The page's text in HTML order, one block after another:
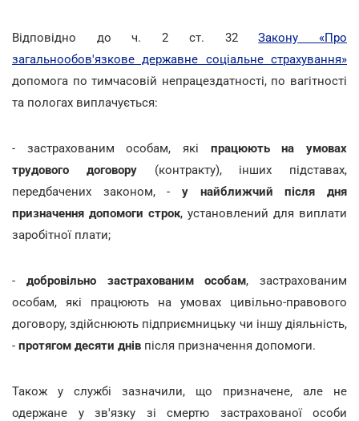
Відповідно до ч. 2 ст. 32Закону «Про
загальнообов'язкове державне соціальне страхування»
допомога по тимчасовій непрацездатності, по вагітності
та пологах виплачується:
- застрахованим особам, які працюють на умовах
трудового договору(контракту), інших підставах,
передбачених законом, - у найближчий після дня
призначення допомоги строк, установлений для виплати
заробітної плати;
- добровільно застрахованим особам, застрахованим
особам, які працюють на умовах цивільно-правового
договору, здійснюють підприємницьку чи іншу діяльність,
- протягом десяти днів після призначення допомоги.
Також у службі зазначили, що призначене, але не
одержане у зв'язку зі смертю застрахованої особи